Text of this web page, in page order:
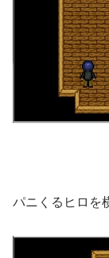
パニくるヒロを